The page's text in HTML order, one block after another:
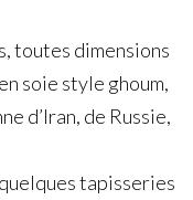
toutes dimensions
soie style ghoum,
d’Iran, de Russie,
tapisseries